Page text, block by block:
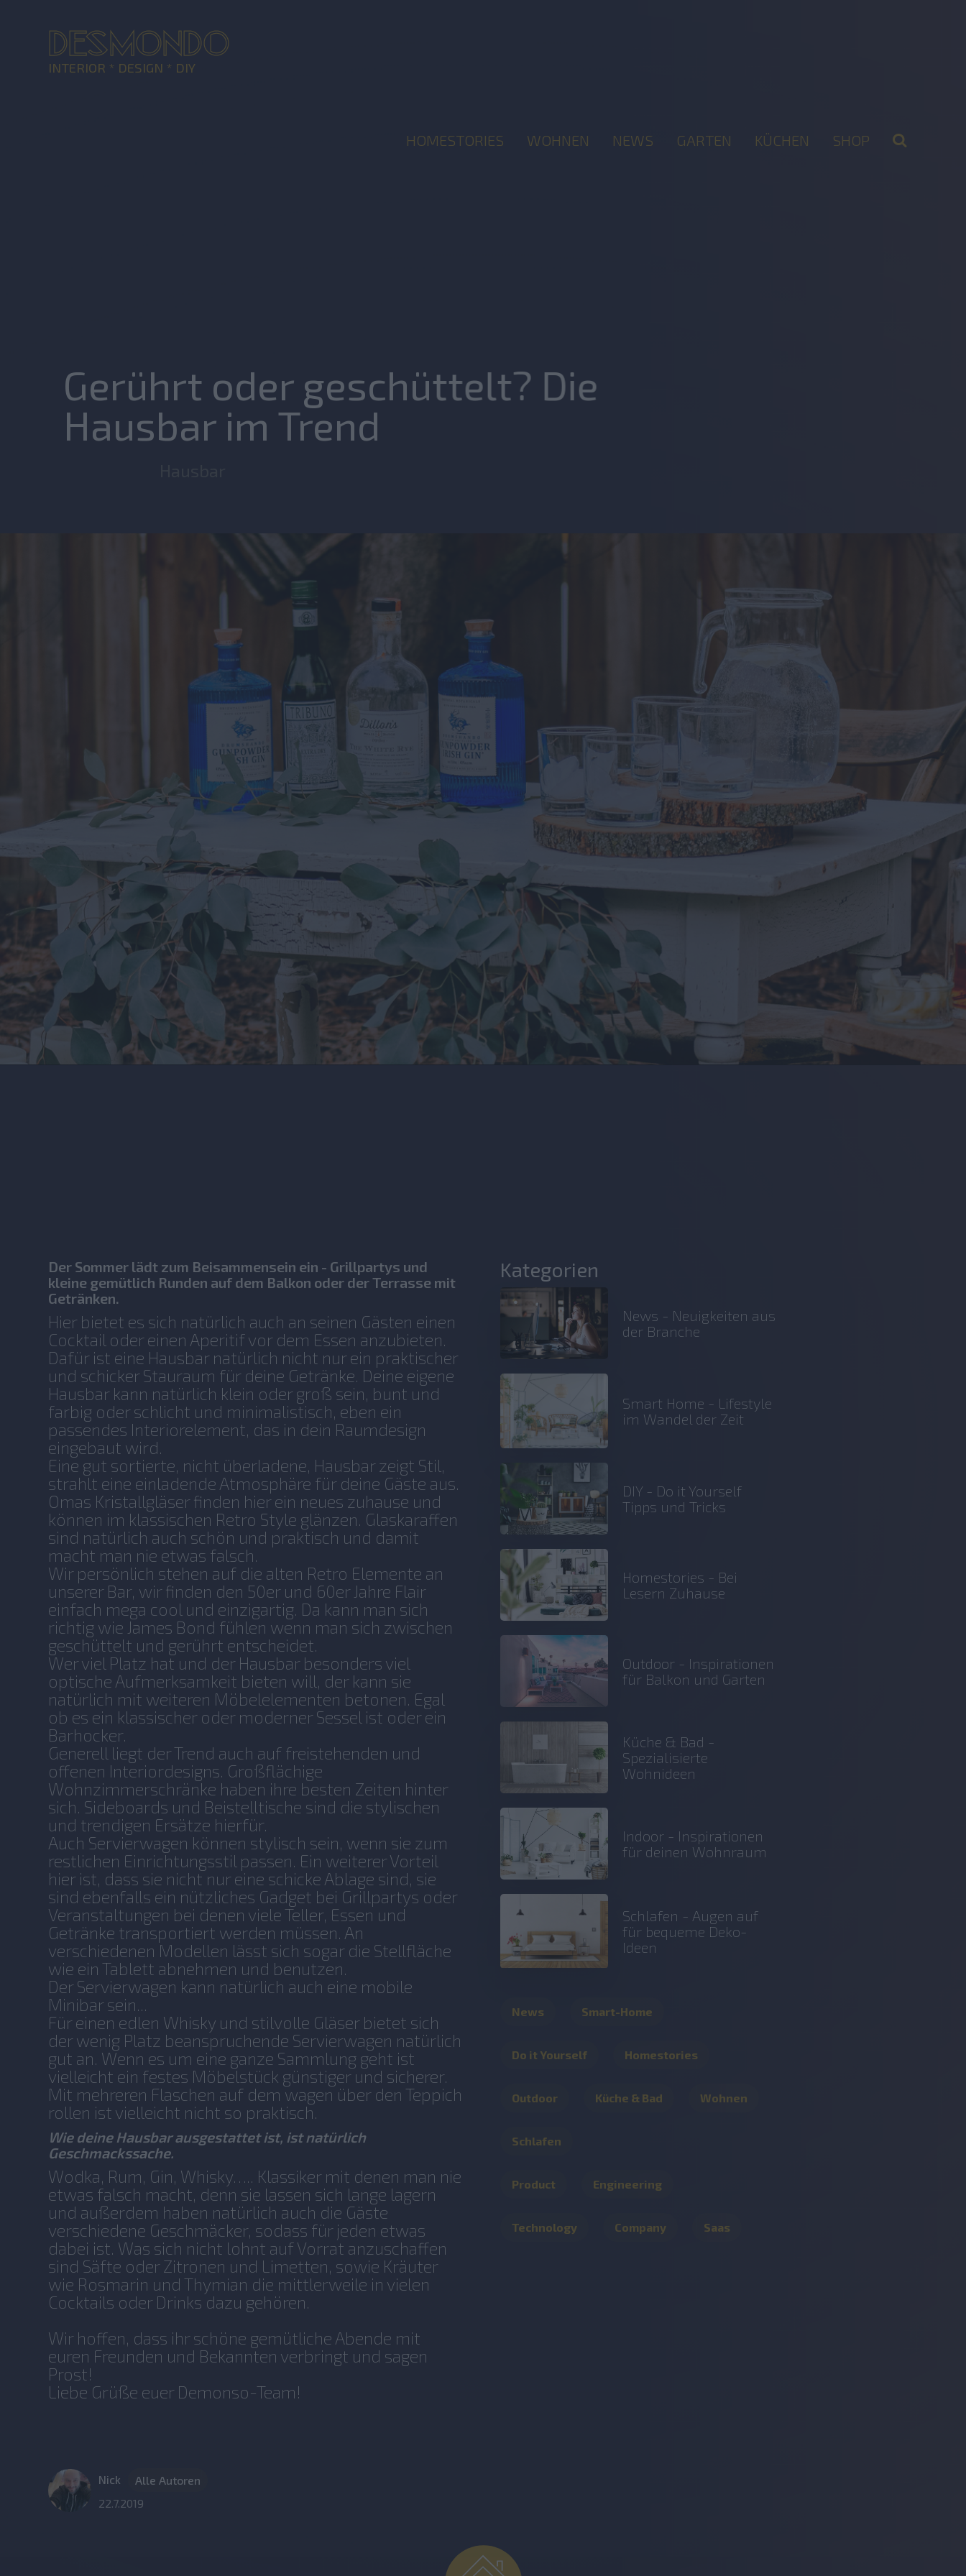
DESMONDO
INTERIOR * DESIGN * DIY
HOMESTORIES WOHNEN NEWS GARTEN KÜCHEN SHOP 2
Gerührt oder geschüttelt? Die
Hausbar im Trend
Der Sommer lädt zum Beisammensein ein - Grillpartys und
kleine gemütlich Runden auf dem Balkon oder der Terrasse mit
Getränken.
Hier bietet es sich natürlich auch an seinen Gästen einen
Cocktail oder einen Aperitif vor dem Essen anzubieten.
Dafür ist eine Hausbar natürlich nicht nur ein praktischer
und schicker Stauraum für deine Getränke. Deine eigene
Hausbar kann natürlich klein oder groß sein, bunt und
farbig oder schlicht und minimalistisch, eben ein
passendes Interiorelement, das in dein Raumdesign
eingebaut wird.
Eine gut sortierte, nicht überladene, Hausbar zeigt Stil,
strahlt eine einladende Atmosphäre für deine Gäste aus.
Omas Kristallgläser finden hier ein neues zuhause und
können im klassischen Retro Style glänzen. Glaskaraffen
sind natürlich auch schön und praktisch und damit
macht man nie etwas falsch.
Wir persönlich stehen auf die alten Retro Elemente an
unserer Bar, wir finden den 50er und 60er Jahre Flair
einfach mega cool und einzigartig. Da kann man sich
richtig wie James Bond fühlen wenn man sich zwischen
geschüttelt und gerührt entscheidet.
Wer viel Platz hat und der Hausbar besonders viel
optische Aufmerksamkeit bieten will, der kann sie
natürlich mit weiteren Möbelelementen betonen. Egal
ob es ein klassischer oder moderner Sessel ist oder ein
Barhocker.
Generell liegt der Trend auch auf freistehenden und
offenen Interiordesigns. Großflächige
Wohnzimmerschränke haben ihre besten Zeiten hinter
sich. Sideboards und Beistelltische sind die stylischen
und trendigen Ersätze hierfür.
Auch Servierwagen können stylisch sein, wenn sie zum
restlichen Einrichtungsstil passen. Ein weiterer Vorteil
hier ist, dass sie nicht nur eine schicke Ablage sind, sie
sind ebenfalls ein nützliches Gadget bei Grillpartys oder
Veranstaltungen bei denen viele Teller, Essen und
Getränke transportiert werden müssen. An
verschiedenen Modellen lässt sich sogar die Stellfläche
wie ein Tablett abnehmen und benutzen.
Der Servierwagen kann natürlich auch eine mobile
Minibar sein...
Für einen edlen Whisky und stilvolle Gläser bietet sich
der wenig Platz beanspruchende Servierwagen natürlich
gut an. Wenn es um eine ganze Sammlung geht ist
vielleicht ein festes Möbelstück günstiger und sicherer.
Mit mehreren Flaschen auf dem wagen über den Teppich
rollen ist vielleicht nicht so praktisch.
Wie deine Hausbar ausgestattet ist, ist natürlich
Geschmackssache.
Wodka, Rum, Gin, Whisky….. Klassiker mit denen man nie
etwas falsch macht, denn sie lassen sich lange lagern
und außerdem haben natürlich auch die Gäste
verschiedene Geschmäcker, sodass für jeden etwas
dabei ist. Was sich nicht lohnt auf Vorrat anzuschaffen
sind Säfte oder Zitronen und Limetten, sowie Kräuter
wie Rosmarin und Thymian die mittlerweile in vielen
Cocktails oder Drinks dazu gehören.
Wir hoffen, dass ihr schöne gemütliche Abende mit
euren Freunden und Bekannten verbringt und sagen
Prost!
Liebe Grüße euer Demonso-Team!
Nick
Alle Autoren
22.7.2019
Kategorien
News - Neuigkeiten aus
der Branche
Smart Home - Lifestyle
im Wandel der Zeit
DIY - Do it Yourself
Tipps und Tricks
Homestories - Bei
Lesern Zuhause
Outdoor - Inspirationen
für Balkon und Garten
Küche & Bad -
Spezialisierte
Wohnideen
Indoor - Inspirationen
für deinen Wohnraum
Schlafen - Augen auf
für bequeme Deko-
Ideen
News Smart-Home
Do it Yourself Homestories
Outdoor Küche & Bad Wohnen
Schlafen
Product Engineering
Technology Company Saas